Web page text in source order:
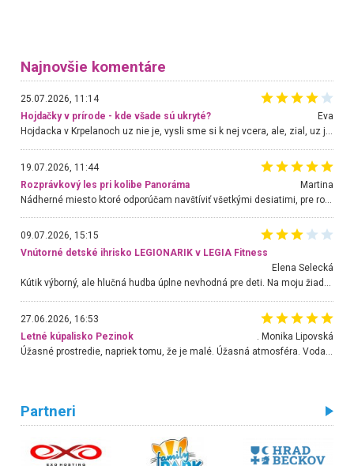
Najnovšie komentáre
25.07.2026, 11:14
Hojdačky v prírode - kde všade sú ukryté?
Eva
Hojdacka v Krpelanoch uz nie je, vysli sme si k nej vcera, ale, zial, uz je znicena. Ak sem planujete cestu len kvoli hojdacke, mozete si ju usetrit. Krasny vyhlad je tu vsak aj bez hojdacky :-)
19.07.2026, 11:44
Rozprávkový les pri kolibe Panoráma
Martina
Nádherné miesto ktoré odporúčam navštíviť všetkými desiatimi, pre rodiny s deťmi, dôchodcom... Proste a jednoducho ozaj rozprávkový les.. určite ešte prídeme. Odniesli sme si na pamiatku krásne tričká,
09.07.2026, 15:15
Vnútorné detské ihrisko LEGIONARIK v LEGIA Fitness
Elena Selecká
Kútik výborný, ale hlučná hudba úplne nevhodná pre deti. Na moju žiadosť o aspoň sušenie nereagovali.
27.06.2026, 16:53
Letné kúpalisko Pezinok
. Monika Lipovská
Úžasné prostredie, napriek tomu, že je malé. Úžasná atmosféra. Voda fantastická a nádherná. Ľudí je pomerne veľa, ale su mili a ohľaduplní. Je veľmi zaujímavé sledovať, ako dokážu spolu športovať cudzí ľudia a bez ohľadu na vek. Vládne tu pohoda. Vnuka neviem dostať z vody. Ďakujem za krásny deň . Urcite sa sem vrátim. Jediný problém je s parkovaním, ale aj ten sa mi podarilo vyriešiť. Monika Bratislava
Partneri